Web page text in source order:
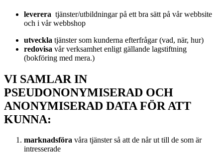
leverera tjänster/utbildningar på ett bra sätt på vår webbsite
och i vår webbshop
utveckla tjänster som kunderna efterfrågar (vad, när, hur)
redovisa vår verksamhet enligt gällande lagstiftning
(bokföring med mera.)
VI SAMLAR IN
PSEUDONONYMISERAD OCH
ANONYMISERAD DATA FÖR ATT
KUNNA:
marknadsföra våra tjänster så att de når ut till de som är
intresserade